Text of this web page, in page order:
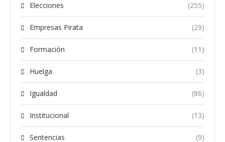
Elecciones (255)
Empresas Pirata (29)
Formación (11)
Huelga (3)
Igualdad (86)
Institucional (13)
Sentencias (9)